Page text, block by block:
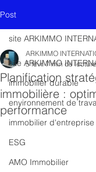
Post
site ARKIMMO
immobilier durable
environnement de
immobilier d'entreprise
ESG
AMO Immobilier
site ARKIMMO
Planification
immobilière :
performance
ARKIMMO
5 févr. 7 min de lecture